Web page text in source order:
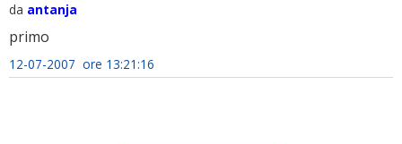
da antanja
primo
12-07-2007 ore 13:21:16